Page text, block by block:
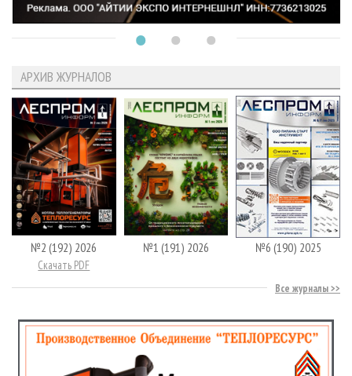
АРХИВ ЖУРНАЛОВ
№2 (192) 2026
Скачать PDF
№1 (191) 2026 №6 (190) 2025
Все журналы